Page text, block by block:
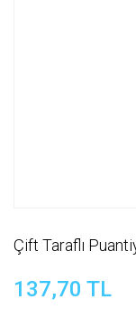
Çift Taraflı
137,70 TL